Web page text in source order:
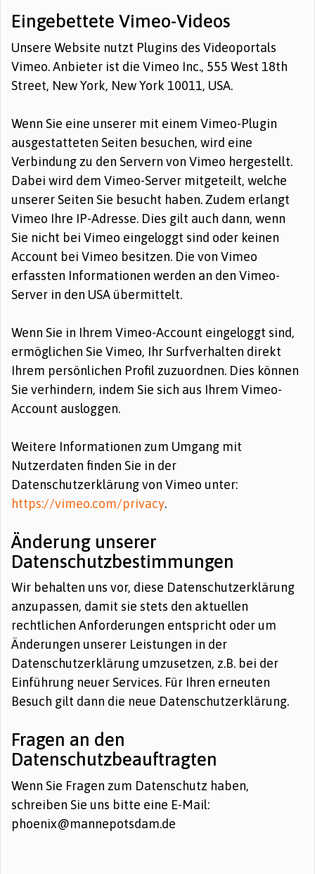
Eingebettete Vimeo-Videos
Unsere Website nutzt Plugins des Videoportals
Vimeo. Anbieter ist die Vimeo Inc., 555 West 18th
Street, New York, New York 10011, USA.
Wenn Sie eine unserer mit einem Vimeo-Plugin
ausgestatteten Seiten besuchen, wird eine
Verbindung zu den Servern von Vimeo hergestellt.
Dabei wird dem Vimeo-Server mitgeteilt, welche
unserer Seiten Sie besucht haben. Zudem erlangt
Vimeo Ihre IP-Adresse. Dies gilt auch dann, wenn
Sie nicht bei Vimeo eingeloggt sind oder keinen
Account bei Vimeo besitzen. Die von Vimeo
erfassten Informationen werden an den Vimeo-
Server in den USA übermittelt.
Wenn Sie in Ihrem Vimeo-Account eingeloggt sind,
ermöglichen Sie Vimeo, Ihr Surfverhalten direkt
Ihrem persönlichen Profil zuzuordnen. Dies können
Sie verhindern, indem Sie sich aus Ihrem Vimeo-
Account ausloggen.
Weitere Informationen zum Umgang mit
Nutzerdaten finden Sie in der
Datenschutzerklärung von Vimeo unter:
https://vimeo.com/privacy.
Änderung unserer
Datenschutzbestimmungen
Wir behalten uns vor, diese Datenschutzerklärung
anzupassen, damit sie stets den aktuellen
rechtlichen Anforderungen entspricht oder um
Änderungen unserer Leistungen in der
Datenschutzerklärung umzusetzen, z.B. bei der
Einführung neuer Services. Für Ihren erneuten
Besuch gilt dann die neue Datenschutzerklärung.
Fragen an den
Datenschutzbeauftragten
Wenn Sie Fragen zum Datenschutz haben,
schreiben Sie uns bitte eine E-Mail:
phoenix@mannepotsdam.de